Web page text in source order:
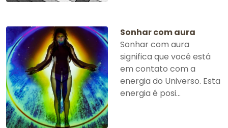
Sonhar com aura
Sonhar com aura
significa que você está
em contato com a
energia do Universo. Esta
energia é posi...